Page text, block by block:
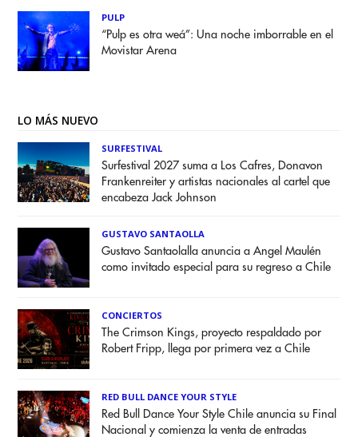
PULP
“Pulp es otra weá”: Una noche imborrable en el
Movistar Arena
LO MÁS NUEVO
SURFESTIVAL
Surfestival 2027 suma a Los Cafres, Donavon
Frankenreiter y artistas nacionales al cartel que
encabeza Jack Johnson
GUSTAVO SANTAOLLA
Gustavo Santaolalla anuncia a Angel Maulén
como invitado especial para su regreso a Chile
CONCIERTOS
The Crimson Kings, proyecto respaldado por
Robert Fripp, llega por primera vez a Chile
RED BULL DANCE YOUR STYLE
Red Bull Dance Your Style Chile anuncia su Final
Nacional y comienza la venta de entradas